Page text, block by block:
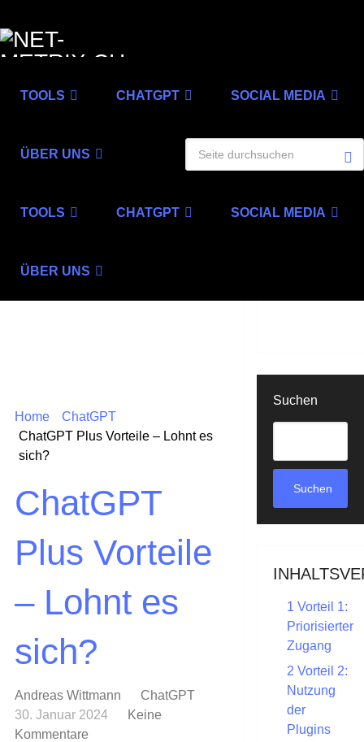
TOOLS CHATGPT SOCIAL MEDIA
ÜBER UNS
TOOLS CHATGPT SOCIAL MEDIA
ÜBER UNS
Home
ChatGPT
ChatGPT Plus Vorteile – Lohnt es
sich?
ChatGPT
Plus Vorteile
– Lohnt es
sich?
Andreas Wittmann
ChatGPT
30. Januar 2024
Keine
Kommentare
Suchen
Suchen
1 Vorteil 1:
Priorisierter
Zugang
2 Vorteil 2:
Nutzung
der
Plugins